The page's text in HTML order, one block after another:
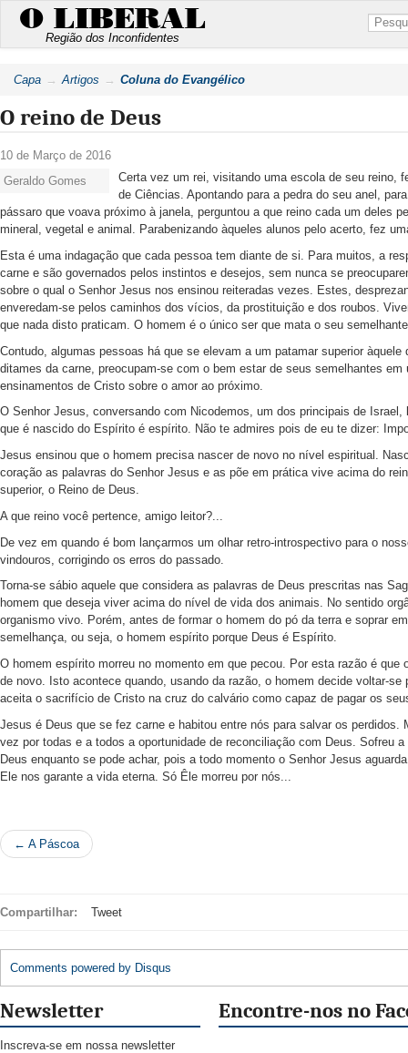
O LIBERAL
Região dos Inconfidentes
Capa Artigos Coluna do Evangélico
O reino de Deus
10 de Março de 2016
Geraldo Gomes
Certa vez um rei, visitando uma escola de seu reino,
de Ciências. Apontando para a pedra do seu anel,
pássaro que voava próximo à janela, perguntou a que reino cada um deles
mineral, vegetal e animal. Parabenizando àqueles alunos pelo acerto, fez
Esta é uma indagação que cada pessoa tem diante de si. Para muitos, a
carne e são governados pelos instintos e desejos, sem nunca se
sobre o qual o Senhor Jesus nos ensinou reiteradas vezes. Estes,
enveredam-se pelos caminhos dos vícios, da prostituição e dos roubos.
que nada disto praticam. O homem é o único ser que mata o seu
Contudo, algumas pessoas há que se elevam a um patamar superior
ditames da carne, preocupam-se com o bem estar de seus semelhantes
ensinamentos de Cristo sobre o amor ao próximo.
O Senhor Jesus, conversando com Nicodemos, um dos principais de
que é nascido do Espírito é espírito. Não te admires pois de eu te dizer:
Jesus ensinou que o homem precisa nascer de novo no nível espiritual.
coração as palavras do Senhor Jesus e as põe em prática vive acima do
superior, o Reino de Deus.
A que reino você pertence, amigo leitor?...
De vez em quando é bom lançarmos um olhar retro-introspectivo para o
vindouros, corrigindo os erros do passado.
Torna-se sábio aquele que considera as palavras de Deus prescritas nas
homem que deseja viver acima do nível de vida dos animais. No sentido
organismo vivo. Porém, antes de formar o homem do pó da terra e soprar
semelhança, ou seja, o homem espírito porque Deus é Espírito.
O homem espírito morreu no momento em que pecou. Por esta razão é
de novo. Isto acontece quando, usando da razão, o homem decide voltar-
aceita o sacrifício de Cristo na cruz do calvário como capaz de pagar os
Jesus é Deus que se fez carne e habitou entre nós para salvar os perdidos.
vez por todas e a todos a oportunidade de reconciliação com Deus. Sofreu
Deus enquanto se pode achar, pois a todo momento o Senhor Jesus
Ele nos garante a vida eterna. Só Êle morreu por nós...
← A Páscoa
Compartilhar: Tweet
Comments powered by Disqus
Newsletter
Inscreva-se em nossa newsletter
Encontre-nos no